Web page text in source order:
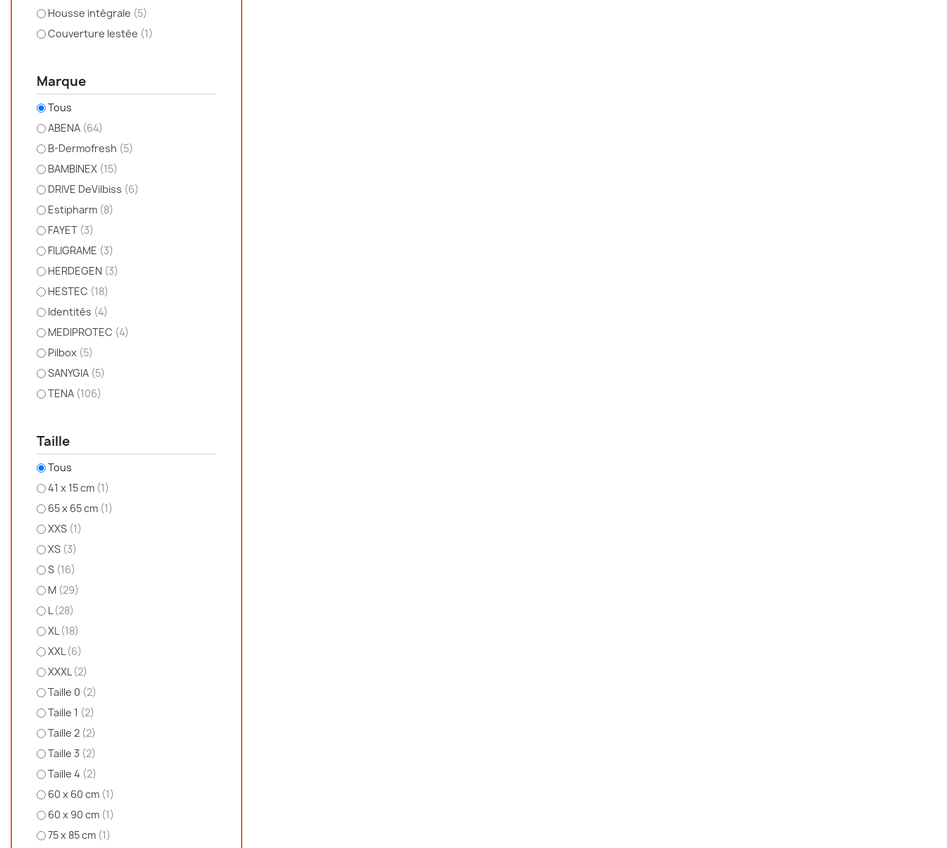
Housse intégrale (5)
Couverture lestée (1)
Marque
Tous
ABENA (64)
B-Dermofresh (5)
BAMBINEX (15)
DRIVE DeVilbiss (6)
Estipharm (8)
FAYET (3)
FILIGRAME (3)
HERDEGEN (3)
HESTEC (18)
Identités (4)
MEDIPROTEC (4)
Pilbox (5)
SANYGIA (5)
TENA (106)
Taille
Tous
41 x 15 cm (1)
65 x 65 cm (1)
XXS (1)
XS (3)
S (16)
M (29)
L(28)
XL(18)
XXL(6)
XXXL(2)
Taille 0 (2)
Taille 1 (2)
Taille 2 (2)
Taille 3 (2)
Taille 4 (2)
60 x 60 cm (1)
60 x 90 cm (1)
75 x 85 cm (1)